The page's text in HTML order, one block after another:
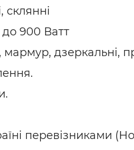
склянні
до 900 Ватт
мармур, дзеркальні,
перевізниками